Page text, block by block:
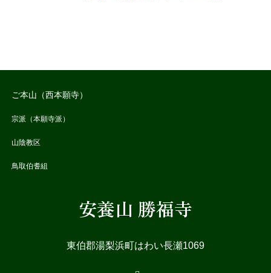
ご本山（西本願寺）
宗派（本願寺派）
山陰教区
鳥取伯耆組
安養山 勝福寺
東伯郡湯梨浜町はわい長瀬1069